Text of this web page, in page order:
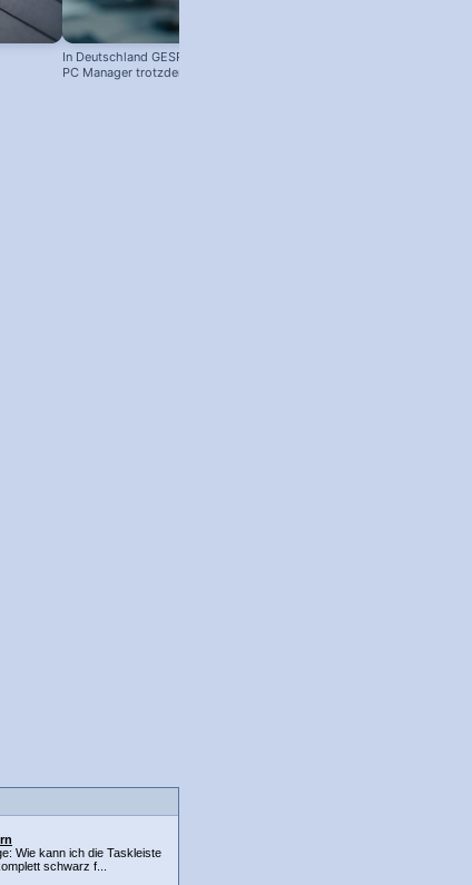
In Deutschland GESPERRT: Microsoft
PC Manager trotzdem installieren
Wie kann ich die Taskleiste
schwarz f...